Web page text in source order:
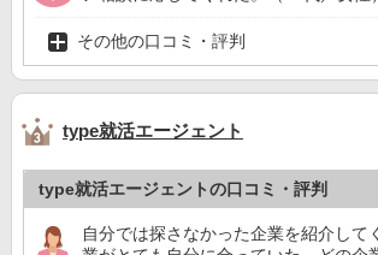
その他の口コミ・評判
type就活エージェント
type就活エージェントの口コミ・評判
自分では探さなかった企業を紹介して